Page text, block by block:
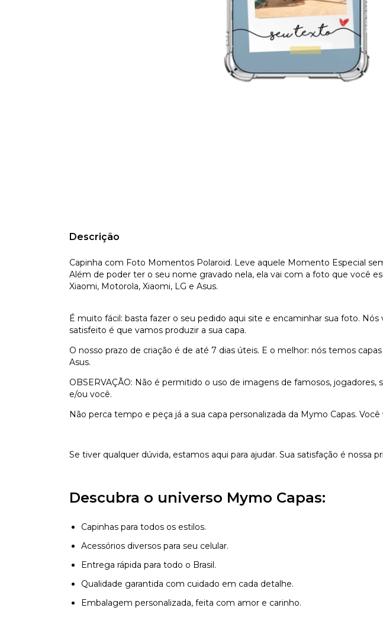
Descrição
Capinha com Foto Momentos Polaroid. Leve aquele Momento Especial
Além de poder ter o seu nome gravado nela, ela vai com a foto que você
Xiaomi, Motorola, Xiaomi, LG e Asus.
É muito fácil: basta fazer o seu pedido aqui site e encaminhar sua foto.
satisfeito é que vamos produzir a sua capa.
O nosso prazo de criação é de até 7 dias úteis. E o melhor: nós temos
Asus.
OBSERVAÇÃO: Não é permitido o uso de imagens de famosos,
e/ou você.
Não perca tempo e peça já a sua capa personalizada da Mymo Capas. Você
Se tiver qualquer dúvida, estamos aqui para ajudar. Sua satisfação é nossa
Descubra o universo Mymo Capas:
Capinhas para todos os estilos.
Acessórios diversos para seu celular.
Entrega rápida para todo o Brasil.
Qualidade garantida com cuidado em cada detalhe.
Embalagem personalizada, feita com amor e carinho.